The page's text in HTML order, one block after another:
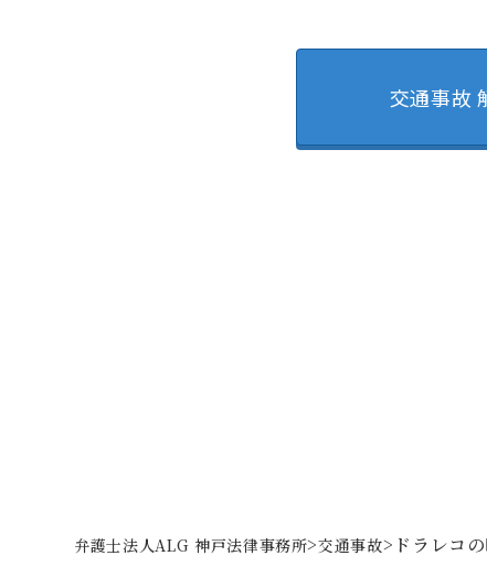
交通事故
弁護士法人ALG 神戸法律事務所>交通事故> ドラレコ